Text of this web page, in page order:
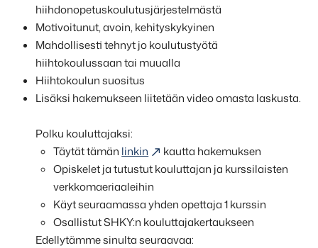
hiihdonopetuskoulutusjärjestelmästä
Motivoitunut, avoin, kehityskykyinen
Mahdollisesti tehnyt jo koulutustyötä
hiihtokoulussaan tai muualla
Hiihtokoulun suositus
Lisäksi hakemukseen liitetään video omasta laskusta.
Polku kouluttajaksi:
Täytät tämän linkin
kautta hakemuksen
Opiskelet ja tutustut kouluttajan ja kurssilaisten
verkkomaeriaaleihin
Käyt seuraamassa yhden opettaja 1 kurssin
Osallistut SHKY:n kouluttajakertaukseen
Edellytämme sinulta seuraavaa: